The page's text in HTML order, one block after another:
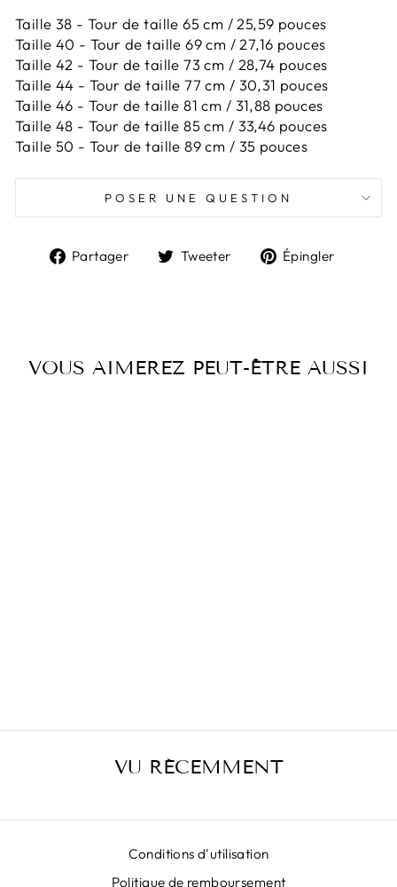
Taille 38 - Tour de taille 65 cm / 25,59 pouces
Taille 40 - Tour de taille 69 cm / 27,16 pouces
Taille 42 - Tour de taille 73 cm / 28,74 pouces
Taille 44 - Tour de taille 77 cm / 30,31 pouces
Taille 46 - Tour de taille 81 cm / 31,88 pouces
Taille 48 - Tour de taille 85 cm / 33,46 pouces
Taille 50 - Tour de taille 89 cm / 35 pouces
POSER UNE QUESTION
Partager
PartagerTweeter
TweeterÉpingler
VOUS AIMEREZ PEUT-ÊTRE AUSSI
VU RÉCEMMENT
Conditions d'utilisation
Politique de remboursement